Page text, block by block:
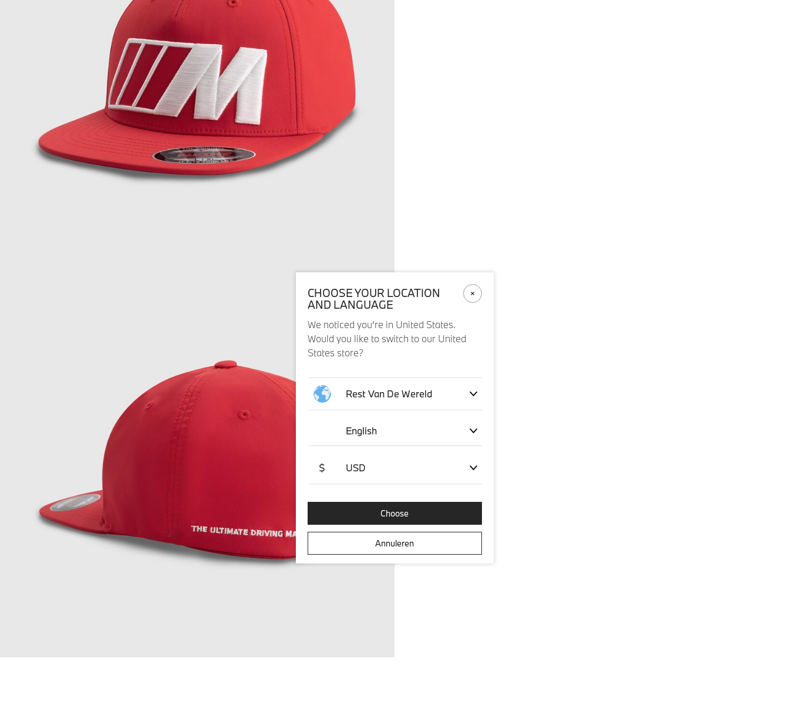
CHOOSE YOUR LOCATION
AND LANGUAGE
We noticed you’re in United States.
Would you like to switch to our United
States store?
Rest Van De Wereld
English
$ USD
Choose
Annuleren